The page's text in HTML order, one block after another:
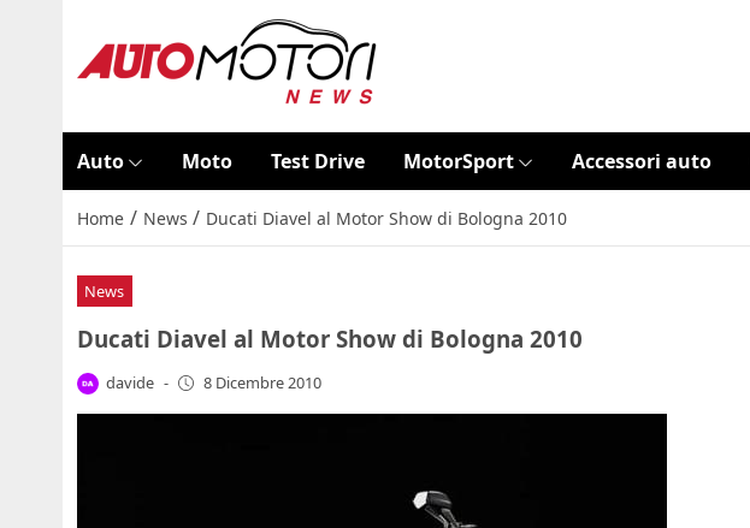
Auto Moto Test Drive MotorSport Accessori auto
Home / News / Ducati Diavel al Motor Show di Bologna 2010
News
Ducati Diavel al Motor Show di Bologna 2010
davide - 8 Dicembre 2010